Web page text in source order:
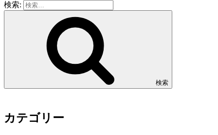
検索:
検索
カテゴリー